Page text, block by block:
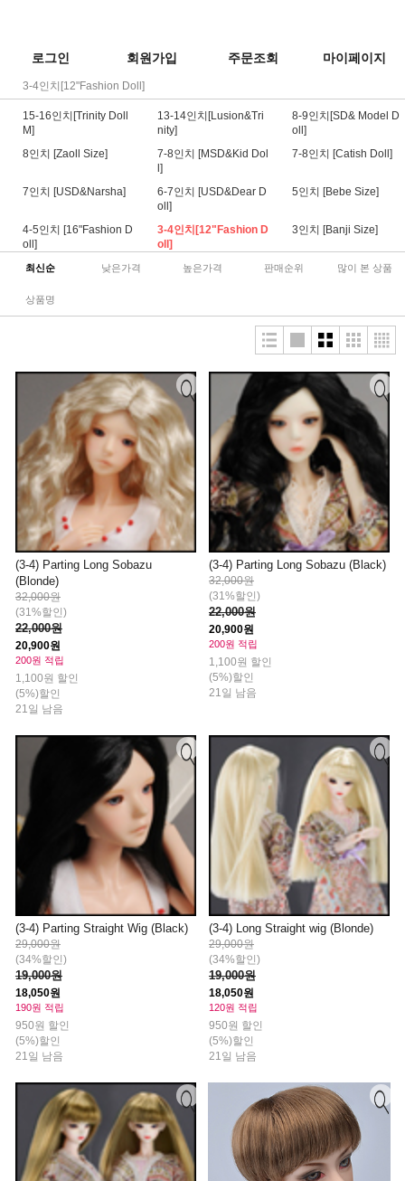
로그인 회원가입 주문조회 마이페이지
3-4인치[12"Fashion Doll]
15-16인치[Trinity Doll
M]
13-14인치[Lusion&Tri
nity]
8-9인치[SD& Model D
oll]
8인치 [Zaoll Size]
7-8인치 [MSD&Kid Dol
l]
7-8인치 [Catish Doll]
7인치 [USD&Narsha]
6-7인치 [USD&Dear D
oll]
5인치 [Bebe Size]
4-5인치 [16"Fashion D
oll]
3-4인치[12"Fashion D
oll]
3인치 [Banji Size]
최신순 낮은가격 높은가격 판매순위 많이 본 상품
상품명
(3-4) Parting Long Sobazu
(Blonde)
32,000원
(31%할인)
22,000원
20,900원
200원 적립
1,100원 할인
(5%)할인
21일 남음
(3-4) Parting Long Sobazu (Black)
32,000원
(31%할인)
22,000원
20,900원
200원 적립
1,100원 할인
(5%)할인
21일 남음
(3-4) Parting Straight Wig (Black)
29,000원
(34%할인)
19,000원
18,050원
190원 적립
950원 할인
(5%)할인
21일 남음
(3-4) Long Straight wig (Blonde)
29,000원
(34%할인)
19,000원
18,050원
120원 적립
950원 할인
(5%)할인
21일 남음